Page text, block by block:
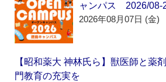
ャンパス 2026/08-
2026年08月07日 (金)
【昭和薬大 神林氏ら】獣医師と薬
門教育の充実を